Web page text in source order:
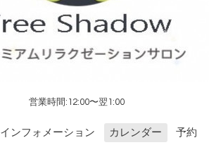
営業時間:12:00〜翌1:00
インフォメーション カレンダー 予約